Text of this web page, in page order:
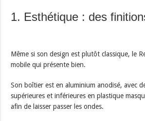
1. Esthétique : des
Même si son design est plutôt classique, le
mobile qui présente bien.
Son boîtier est en aluminium anodisé, avec
supérieures et inférieures en plastique
afin de laisser passer les ondes.